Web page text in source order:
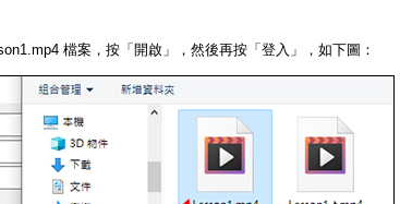
檔案，按「開啟」，然後再按「登入」，如下圖：